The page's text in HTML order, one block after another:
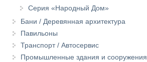
Серия «Народный Дом»
Бани / Деревянная архитектура
Павильоны
Транспорт / Автосервис
Промышленные здания и сооружения